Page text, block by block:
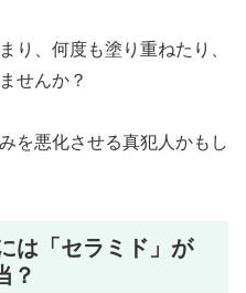
り、何度も塗り重ねたり、
せんか？
を悪化させる真犯人かもし
は「セラミド」が
？